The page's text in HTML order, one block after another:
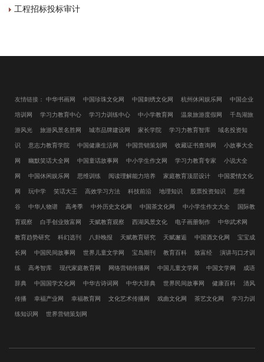
工程招标投标审计
友情链接： 中华书画网 中国珍珠文化网 中国刺绣文化网 杭州休闲娱乐网 中国企业
培训网 学习力教育中心 学习力训练中心 中小学教育网 温泉旅游度假网 千岛湖旅
游风光 旅游风景名胜网 城市品牌建设网 家长学院 学习力教育智库 域名投资知
识 意志力教育学院 中国健康生活网 中国营销策划网 收藏证书查询网 小故事大全
网 幽默笑话大全网 中国童话故事网 中小学生作文网 学习力教育专家 小说大全
网 中国休闲娱乐网 思维训练 阅读理解能力培养 家庭教育顶层设计 中国爱情文化
网 玩中学 笑话大王 高效学习方法 科技前沿 地理知识 股票投资知识 思维
谷 中华人物谱 高考季 中外历史文化网 中国茶文化网 中小学生作文大全 国际教
育观察 白手创业致富网 天赋教育观察 西湖风景文化 电子画册制作 中华武术网
教育趋势研究 科幻选刊 八卦晚报 天赋教育研究 天赋邂逅 中国酒文化网 宝宝成
长网 中国民间故事网 世界儿童文学网 宝岛期刊 教育百科 致富经 演讲与口才训
练 高考智库 现代家庭教育网 网络营销传播网 中国儿童文学网 中国文学网 成语
辞典 中国国学文化网 中华古诗词网 中华大辞典 世界民间故事网 健康百科 清风
传播 幸福产业网 幸福教育网 文化艺术传播网 戏曲文化网 茶艺文化网 学习力训
练知识网 世界营销策划网